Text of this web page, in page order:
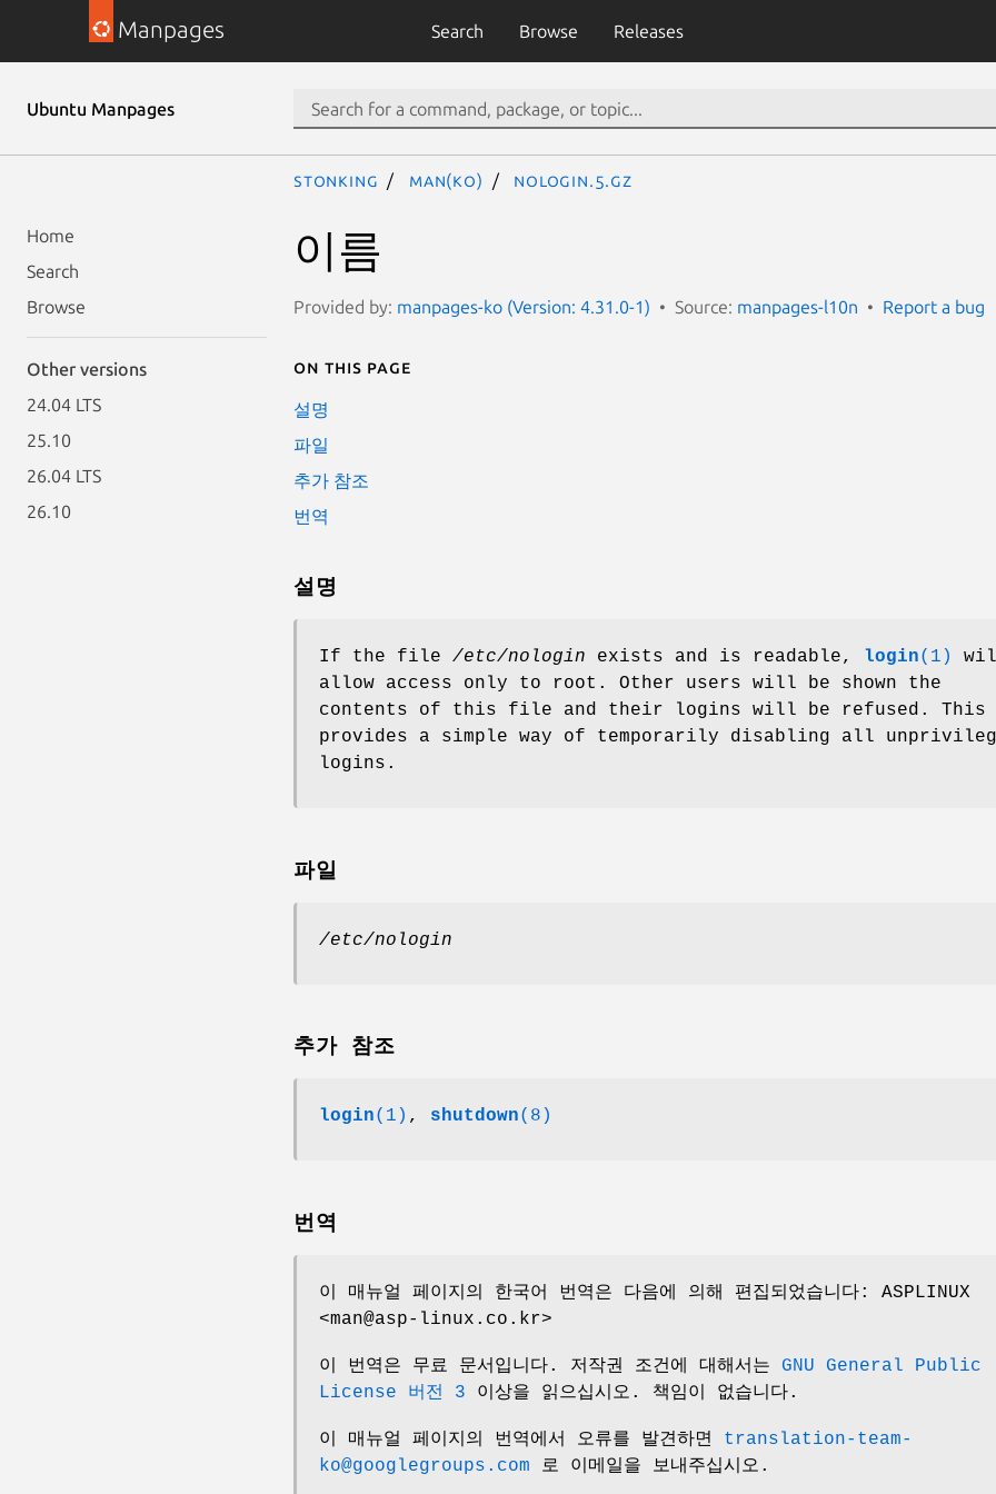
Manpages Search Browse Releases
Ubuntu Manpages
Home
Search
Browse
Other versions
24.04 LTS
25.10
26.04 LTS
26.10
stonking man(ko) nologin.5.gz
이름
Provided by: manpages-ko (Version: 4.31.0-1) Source: manpages-l10n Report a bug
On this page
설명
파일
추가 참조
번역
설명
If the file /etc/nologin exists and is readable, login(1)
allow access only to root. Other users will be shown the
contents of this file and their logins will be refused. This
provides a simple way of temporarily disabling all
logins.
파일
/etc/nologin
추가 참조
login(1) , shutdown(8)
번역
이 매뉴얼 페이지의 한국어 번역은 다음에 의해 편집되었습니다: ASPLINUX
<man@asp-linux.co.kr>
이 번역은 무료 문서입니다. 저작권 조건에 대해서는 GNU General Public
License 버전 3 이상을 읽으십시오. 책임이 없습니다.
이 매뉴얼 페이지의 번역에서 오류를 발견하면 translation-team-
ko@googlegroups.com 로 이메일을 보내주십시오.